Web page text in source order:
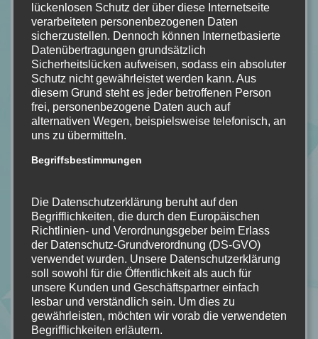
Bildquelle: Planet!
Buchdetails
Name: A Song to Raise a Storm
Autor:Julia Dippel
Seiten:512
Verlag:Planet!
lückenlosen Schutz der über diese Internetseite
verarbeiteten personenbezogenen Daten
sicherzustellen. Dennoch können Internetbasierte
Datenübertragungen grundsätzlich
Sicherheitslücken aufweisen, sodass ein absoluter
Schutz nicht gewährleistet werden kann. Aus
diesem Grund steht es jeder betroffenen Person
frei, personenbezogene Daten auch auf
alternativen Wegen, beispielsweise telefonisch, an
uns zu übermitteln.
Begriffsbestimmungen
Die Datenschutzerklärung beruht auf den
Begrifflichkeiten, die durch den Europäischen
Richtlinien- und Verordnungsgeber beim Erlass
der Datenschutz-Grundverordnung (DS-GVO)
verwendet wurden. Unsere Datenschutzerklärung
soll sowohl für die Öffentlichkeit als auch für
unsere Kunden und Geschäftspartner einfach
lesbar und verständlich sein. Um dies zu
gewährleisten, möchten wir vorab die verwendeten
Begrifflichkeiten erläutern.